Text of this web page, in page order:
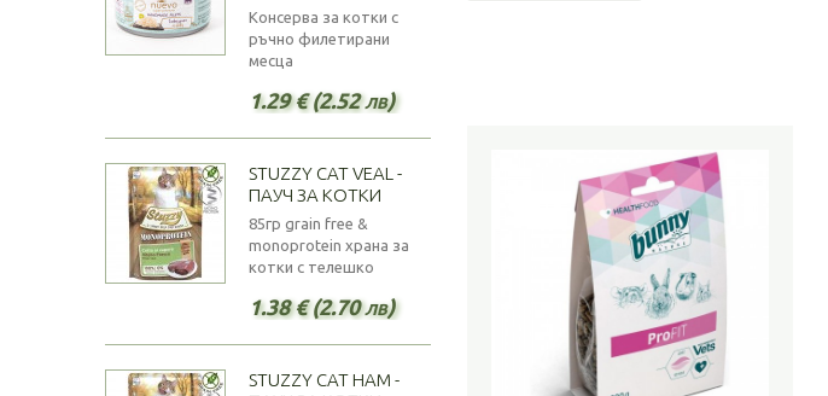
Консерва за котки с
ръчно филетирани
месца
1.29 € (2.52 лв)
STUZZY CAT VEAL -
ПАУЧ ЗА КОТКИ
85гр grain free &
monoprotein храна за
котки с телешко
1.38 € (2.70 лв)
STUZZY CAT HAM -